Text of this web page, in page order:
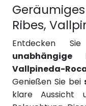
Ribes,
Entdecken
unabhängige
Vallpineda-
Genießen Sie bei
klare Aussicht